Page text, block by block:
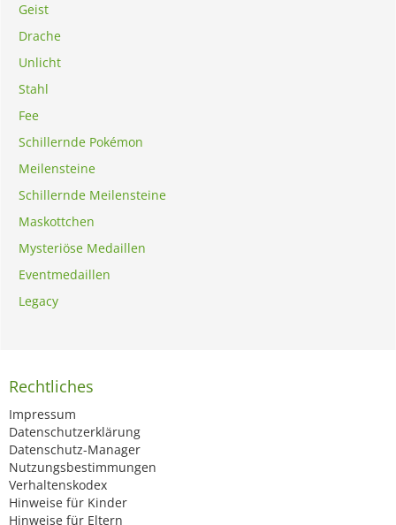
Geist
Drache
Unlicht
Stahl
Fee
Schillernde Pokémon
Meilensteine
Schillernde Meilensteine
Maskottchen
Mysteriöse Medaillen
Eventmedaillen
Legacy
Rechtliches
Impressum
Datenschutzerklärung
Datenschutz-Manager
Nutzungsbestimmungen
Verhaltenskodex
Hinweise für Kinder
Hinweise für Eltern